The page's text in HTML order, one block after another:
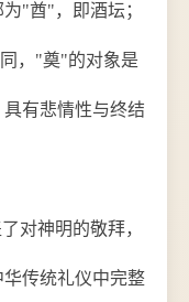
"酋"，即酒坛；
，"奠"的对象是
有悲情性与终结
对神明的敬拜，
传统礼仪中完整